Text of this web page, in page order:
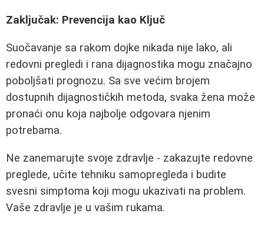
Zaključak: Prevencija kao Ključ
Suočavanje sa rakom dojke nikada nije lako, ali
redovni pregledi i rana dijagnostika mogu značajno
poboljšati prognozu. Sa sve većim brojem
dostupnih dijagnostičkih metoda, svaka žena može
pronaći onu koja najbolje odgovara njenim
potrebama.
Ne zanemarujte svoje zdravlje - zakazujte redovne
preglede, učite tehniku samopregleda i budite
svesni simptoma koji mogu ukazivati na problem.
Vaše zdravlje je u vašim rukama.